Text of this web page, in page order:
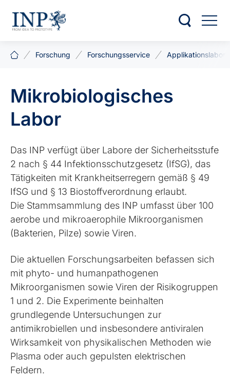
Forschung Forschungsservice Applikationslabore
Mikrobiologisches
Labor
Das INP verfügt über Labore der Sicherheitsstufe
2 nach § 44 Infektionsschutzgesetz (IfSG), das
Tätigkeiten mit Krankheitserregern gemäß § 49
IfSG und § 13 Biostoffverordnung erlaubt.
Die Stammsammlung des INP umfasst über 100
aerobe und mikroaerophile Mikroorganismen
(Bakterien, Pilze) sowie Viren.
Die aktuellen Forschungsarbeiten befassen sich
mit phyto- und humanpathogenen
Mikroorganismen sowie Viren der Risikogruppen
1 und 2. Die Experimente beinhalten
grundlegende Untersuchungen zur
antimikrobiellen und insbesondere antiviralen
Wirksamkeit von physikalischen Methoden wie
Plasma oder auch gepulsten elektrischen
Feldern.